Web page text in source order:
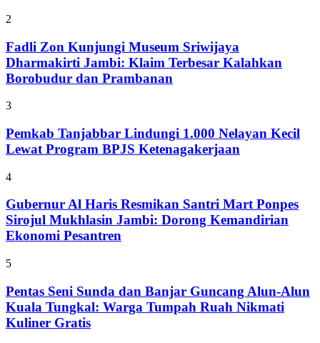
2
Fadli Zon Kunjungi Museum Sriwijaya
Dharmakirti Jambi: Klaim Terbesar Kalahkan
Borobudur dan Prambanan
3
Pemkab Tanjabbar Lindungi 1.000 Nelayan Kecil
Lewat Program BPJS Ketenagakerjaan
4
Gubernur Al Haris Resmikan Santri Mart Ponpes
Sirojul Mukhlasin Jambi: Dorong Kemandirian
Ekonomi Pesantren
5
Pentas Seni Sunda dan Banjar Guncang Alun-Alun
Kuala Tungkal: Warga Tumpah Ruah Nikmati
Kuliner Gratis